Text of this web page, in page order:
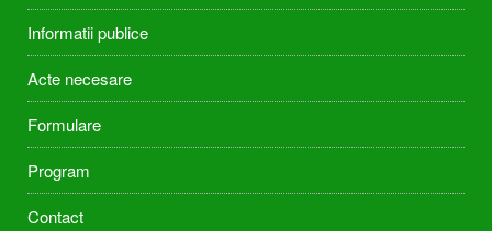
Informatii publice
Acte necesare
Formulare
Program
Contact